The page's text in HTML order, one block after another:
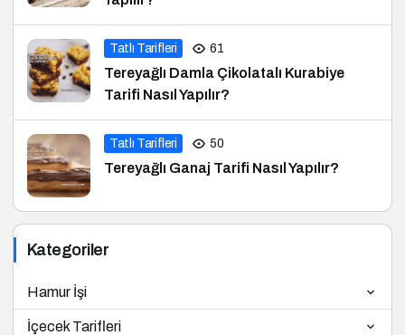
Tatlı Tarifleri 61
Tereyağlı Damla Çikolatalı Kurabiye
Tarifi Nasıl Yapılır?
Tatlı Tarifleri 50
Tereyağlı Ganaj Tarifi Nasıl Yapılır?
Kategoriler
Hamur İşi
İçecek Tarifleri